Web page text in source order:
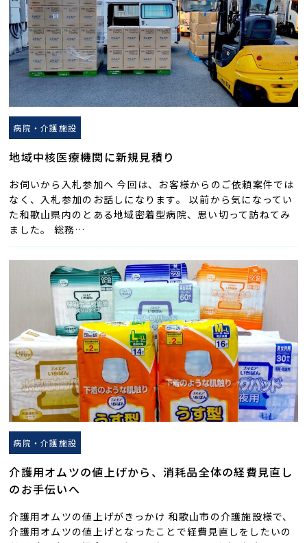
病院・介護施設
地域中核医療機関に新規見積り
お伺いから入札参加へ 今回は、お客様からのご依頼案件では
なく、入札参加のお話しになります。 以前から気になってい
た和歌山県内のとある地域密着型病院、思い切って訪ねてみ
ました。 総務…
病院・介護施設
介護用オムツの値上げから、消耗品全体の経費見直し
のお手伝いへ
介護用オムツの値上げがきっかけ 和歌山市の介護施設様で、
介護用オムツの値上げとなったことで経費見直しをしたいの